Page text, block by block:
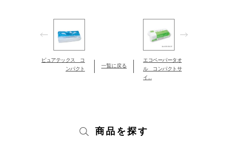
ピュアテックス コ
ンパクト
一覧に戻る
エコペーパータオ
ル コンパクトサ
イ...
商品を探す